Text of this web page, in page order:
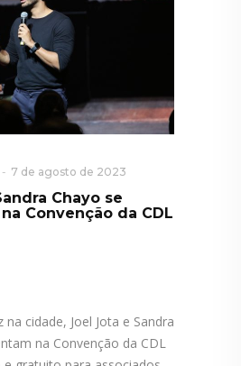
7 de agosto de 2023
Chayo se
Convenção da CDL
na cidade, Joel Jota e Sandra
na Convenção da CDL